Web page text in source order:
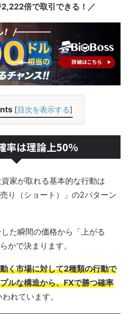
倍で取引できる！／
[目次を表示する]
率は理論上50％
家が取れる基本的な行動は
り（ショート）」の2パターン
た瞬間の価格から「上がる
かで決まります。
く市場に対して2種類の行動で
ルな構造から、FXで勝つ確率
われています。